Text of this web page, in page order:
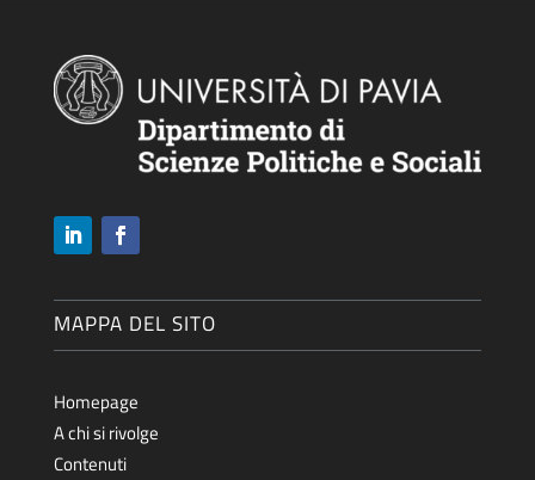
MAPPA DEL SITO
Homepage
A chi si rivolge
Contenuti